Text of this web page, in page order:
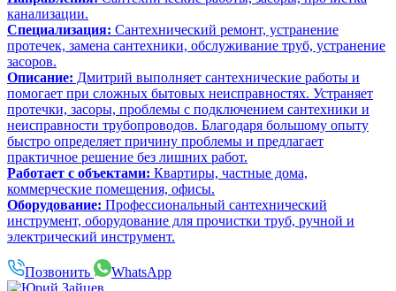
канализации.
Специализация: Сантехнический ремонт, устранение
протечек, замена сантехники, обслуживание труб, устранение
засоров.
Описание: Дмитрий выполняет сантехнические работы и
помогает при сложных бытовых неисправностях. Устраняет
протечки, засоры, проблемы с подключением сантехники и
неисправности трубопроводов. Благодаря большому опыту
быстро определяет причину проблемы и предлагает
практичное решение без лишних работ.
Работает с объектами: Квартиры, частные дома,
коммерческие помещения, офисы.
Оборудование: Профессиональный сантехнический
инструмент, оборудование для прочистки труб, ручной и
электрический инструмент.
Позвонить WhatsApp